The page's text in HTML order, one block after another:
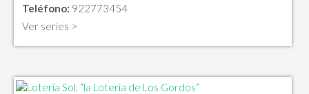
Teléfono: 922773454
Ver series >